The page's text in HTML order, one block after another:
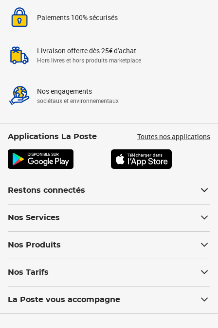
Paiements 100% sécurisés
Livraison offerte dès 25€ d'achat
Hors livres et hors produits marketplace
Nos engagements
sociétaux et environnementaux
Applications La Poste Toutes nos applications
Restons connectés
Nos Services
Nos Produits
Nos Tarifs
La Poste vous accompagne